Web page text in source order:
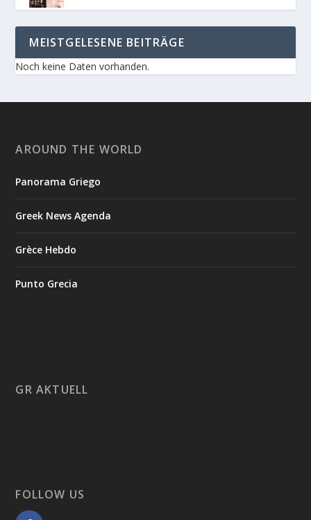
MEISTGELESENE BEITRÄGE
Noch keine Daten vorhanden.
AROUND THE WORLD
Panorama Griego
Greek News Agenda
Grèce Hebdo
Punto Grecia
GR AKTUELL
FOLLOW US